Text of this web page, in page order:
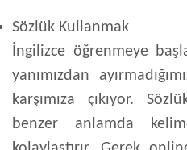
Sözlük Kullanmak
İngilizce öğrenmeye
yanımızdan
karşımıza çıkıyor.
benzer anlamda